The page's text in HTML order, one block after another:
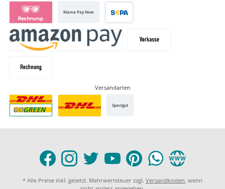
Klarna Pay Now
Versandarten
Sperrgut
* Alle Preise inkl. gesetzl. Mehrwertsteuer zzgl. Versandkosten, wenn